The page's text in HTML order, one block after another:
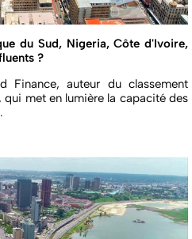
du Sud, Nigeria, Côte d'Ivoire,
?
Finance, auteur du classement
met en lumière la capacité des